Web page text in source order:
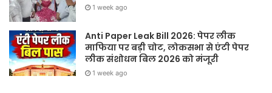
1 week ago
Anti Paper Leak Bill 2026: पेपर लीक
माफिया पर बड़ी चोट, लोकसभा से एंटी पेपर
लीक संशोधन बिल 2026 को मंजूरी
1 week ago